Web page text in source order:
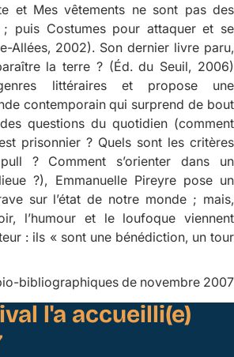
et Mes vêtements ne sont pas des
; puis Costumes pour attaquer et se
Allées, 2002). Son dernier livre paru,
la terre ? (Éd. du Seuil, 2006)
littéraires et propose une
contemporain qui surprend de bout
questions du quotidien (comment
prisonnier ? Quels sont les critères
? Comment s’orienter dans un
?), Emmanuelle Pireyre pose un
sur l’état de notre monde ; mais,
l’humour et le loufoque viennent
: ils « sont une bénédiction, un tour
bibliographiques de novembre 2007
l'a accueilli(e)